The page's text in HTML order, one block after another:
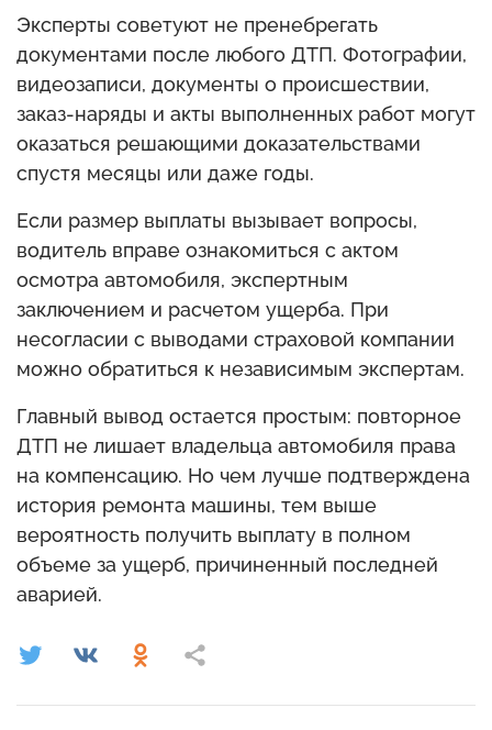
Эксперты советуют не пренебрегать
документами после любого ДТП. Фотографии,
видеозаписи, документы о происшествии,
заказ-наряды и акты выполненных работ могут
оказаться решающими доказательствами
спустя месяцы или даже годы.
Если размер выплаты вызывает вопросы,
водитель вправе ознакомиться с актом
осмотра автомобиля, экспертным
заключением и расчетом ущерба. При
несогласии с выводами страховой компании
можно обратиться к независимым экспертам.
Главный вывод остается простым: повторное
ДТП не лишает владельца автомобиля права
на компенсацию. Но чем лучше подтверждена
история ремонта машины, тем выше
вероятность получить выплату в полном
объеме за ущерб, причиненный последней
аварией.